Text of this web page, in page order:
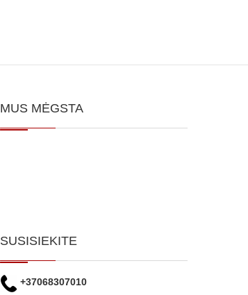
MUS MĖGSTA
SUSISIEKITE
+37068307010